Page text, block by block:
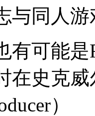
与同人
有可能
在史克
）